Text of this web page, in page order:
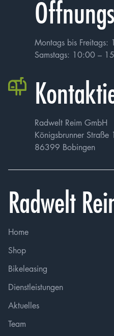
Montags bis
Samstags: 10:00 –
Radwelt Reim GmbH
Königsbrunner Straße
86399 Bobingen
Radwelt
Home
Shop
Bikeleasing
Dienstleistungen
Aktuelles
Team